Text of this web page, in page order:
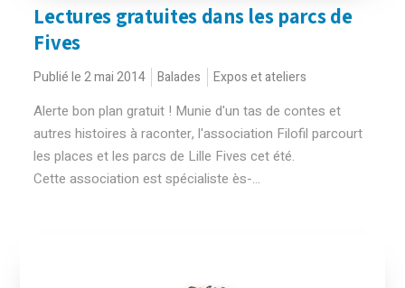
Lectures gratuites dans les parcs de
Fives
Publié le 2 mai 2014 Balades Expos et ateliers
Alerte bon plan gratuit ! Munie d'un tas de contes et
autres histoires à raconter, l'association Filofil parcourt
les places et les parcs de Lille Fives cet été.
Cette association est spécialiste ès-...